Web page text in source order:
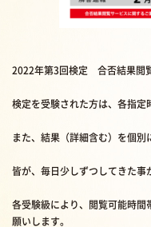
2022年第3回検定 合否結果閲
検定を受験された方は、各指定
また、結果（詳細含む）を個別
皆が、毎日少しずつしてきた事
各受験級により、閲覧可能時間
願いします。